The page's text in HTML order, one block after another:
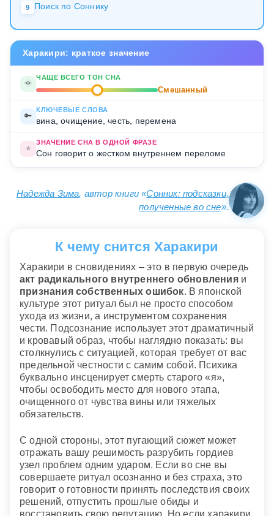
9 Поиск по Соннику
Харакири: краткое значение
🌞
ЧАЩЕ ВСЕГО ТОН СНА
Смешанный
🔑
КЛЮЧЕВЫЕ СЛОВА
вина, очищение, честь, перемена
⭐
ЗНАЧЕНИЕ СНА В ОДНОЙ ФРАЗЕ
Сон говорит о жестком внутреннем переломе
Надежда Зима, автор книги «Сонник: подсказки,
полученные во сне».
К чему снится Харакири
Харакири в сновидениях – это в первую очередь
акт радикального внутреннего обновленияи
признания собственных ошибок. В японской
культуре этот ритуал был не просто способом
ухода из жизни, а инструментом сохранения
чести. Подсознание использует этот драматичный
и кровавый образ, чтобы наглядно показать: вы
столкнулись с ситуацией, которая требует от вас
предельной честности с самим собой. Психика
буквально инсценирует смерть старого «я»,
чтобы освободить место для нового этапа,
очищенного от чувства вины или тяжелых
обязательств.
С одной стороны, этот пугающий сюжет может
отражать вашу решимость разрубить гордиев
узел проблем одним ударом. Если во сне вы
совершаете ритуал осознанно и без страха, это
говорит о готовности принять последствия своих
решений, отпустить прошлые обиды и
восстановить свою репутацию. Но если харакири